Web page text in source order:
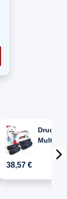
Laserjet
Schwarz
38,57 €